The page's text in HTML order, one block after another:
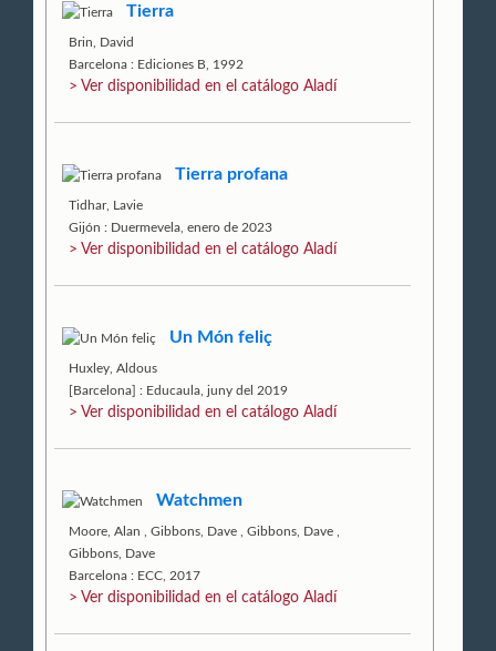
Tierra
Brin, David
Barcelona : Ediciones B, 1992
> Ver disponibilidad en el catálogo Aladí
Tierra profana
Tidhar, Lavie
Gijón : Duermevela, enero de 2023
> Ver disponibilidad en el catálogo Aladí
Un Món feliç
Huxley, Aldous
[Barcelona] : Educaula, juny del 2019
> Ver disponibilidad en el catálogo Aladí
Watchmen
Moore, Alan ,Gibbons, Dave ,Gibbons, Dave
Gibbons, Dave
Barcelona : ECC, 2017
> Ver disponibilidad en el catálogo Aladí